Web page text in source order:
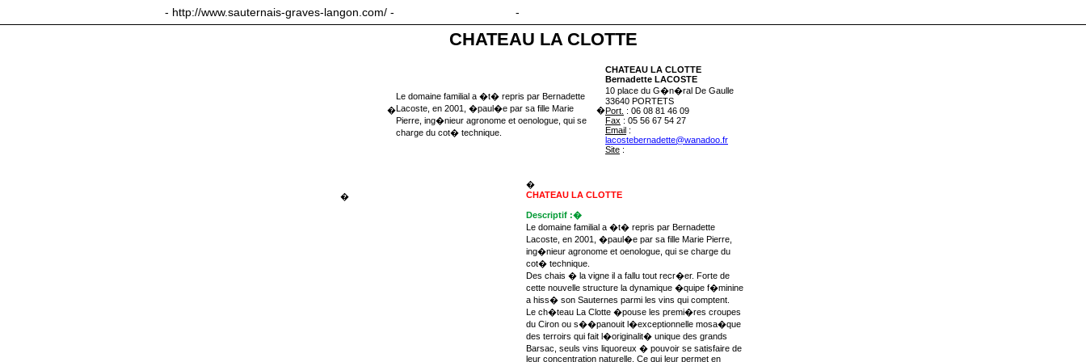
- http://www.sauternais-graves-langon.com/ - -
CHATEAU LA CLOTTE
�
Le domaine familial a �t� repris par Bernadette
Lacoste, en 2001, �paul�e par sa fille Marie
Pierre, ing�nieur agronome et oenologue, qui se
charge du cot� technique.
�
CHATEAU LA CLOTTE
Bernadette LACOSTE
10 place du G�n�ral De Gaulle
33640 PORTETS
Port. : 06 08 81 46 09
Fax : 05 56 67 54 27
Email :
lacostebernadette@wanadoo.fr
Site :
�
� CHATEAU LA CLOTTE
Descriptif :�
Le domaine familial a �t� repris par Bernadette
Lacoste, en 2001, �paul�e par sa fille Marie Pierre,
ing�nieur agronome et oenologue, qui se charge du
cot� technique.
Des chais � la vigne il a fallu tout recr�er. Forte de
cette nouvelle structure la dynamique �quipe f�minine
a hiss� son Sauternes parmi les vins qui comptent.
Le ch�teau La Clotte �pouse les premi�res croupes
du Ciron ou s��panouit l�exceptionnelle mosa�que
des terroirs qui fait l�originalit� unique des grands
Barsac, seuls vins liquoreux � pouvoir se satisfaire de
leur concentration naturelle. Ce qui leur permet en